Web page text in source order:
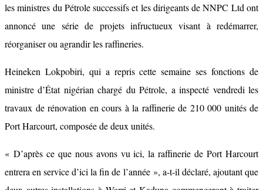
les ministres du Pétrole successifs et les dirigeants de NNPC Ltd ont
annoncé une série de projets infructueux visant à redémarrer,
réorganiser ou agrandir les raffineries.
Heineken Lokpobiri, qui a repris cette semaine ses fonctions de
ministre d’État nigérian chargé du Pétrole, a inspecté vendredi les
travaux de rénovation en cours à la raffinerie de 210 000 unités de
Port Harcourt, composée de deux unités.
« D’après ce que nous avons vu ici, la raffinerie de Port Harcourt
entrera en service d’ici la fin de l’année », a-t-il déclaré, ajoutant que